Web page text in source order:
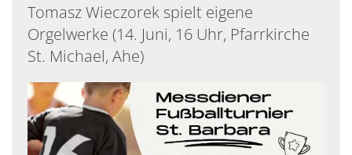
Tomasz Wieczorek spielt eigene
Orgelwerke (14. Juni, 16 Uhr, Pfarrkirche
St. Michael, Ahe)